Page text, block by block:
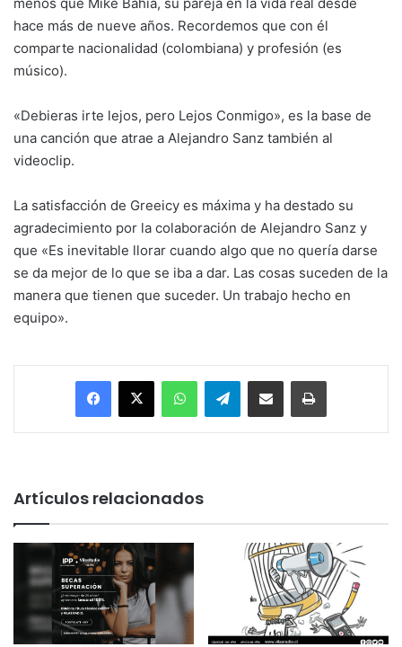
hace más de nueve años. Recordemos que con él
comparte nacionalidad (colombiana) y profesión (es
músico).
«Debieras irte lejos, pero Lejos Conmigo», es la base de
una canción que atrae a Alejandro Sanz también al
videoclip.
La satisfacción de Greeicy es máxima y ha destado su
agradecimiento por la colaboración de Alejandro Sanz y
que «Es inevitable llorar cuando algo que no quería darse
se da mejor de lo que se iba a dar. Las cosas suceden de la
manera que tienen que suceder. Un trabajo hecho en
equipo».
Facebook
X WhatsAppTelegramEnviar vía email Imprimir
Artículos relacionados